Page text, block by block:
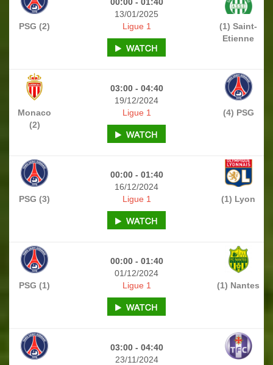
13/01/2025
PSG (2)
(1) Saint-
Etienne
Ligue 1
03:00 - 04:40
19/12/2024
Monaco
(2)
(4) PSG
Ligue 1
00:00 - 01:40
16/12/2024
PSG (3)
(1) Lyon
Ligue 1
00:00 - 01:40
01/12/2024
PSG (1)
(1) Nantes
Ligue 1
03:00 - 04:40
23/11/2024